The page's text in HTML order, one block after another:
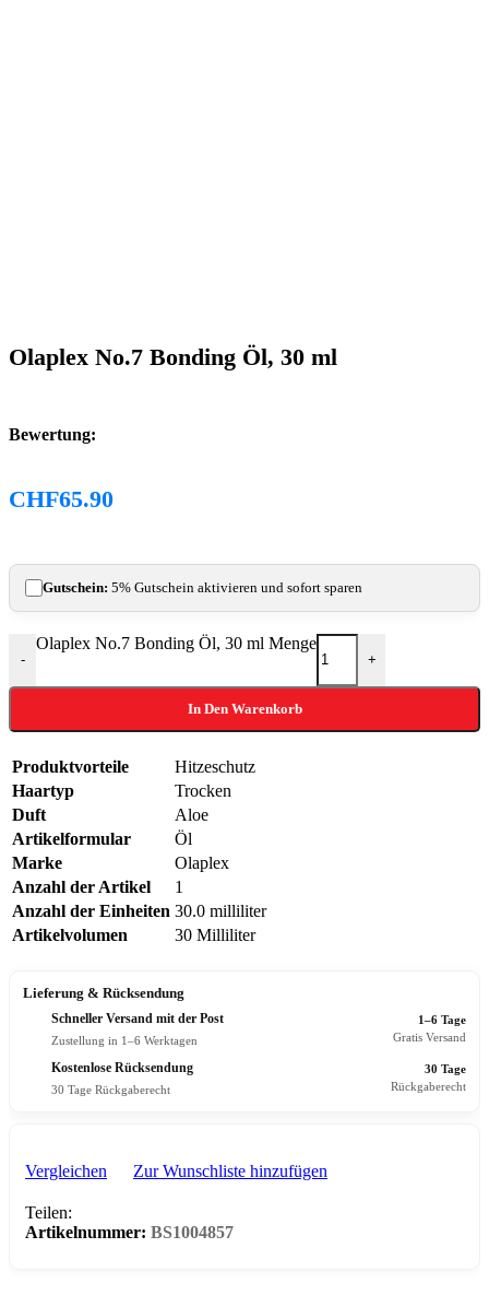
Olaplex No.7 Bonding Öl, 30 ml
Bewertung:
CHF65.90
Gutschein: 5% Gutschein aktivieren und sofort sparen
-
Olaplex No.7 Bonding Öl, 30 ml Menge
+
In Den Warenkorb
Produktvorteile
Hitzeschutz
Haartyp
Trocken
Duft
Aloe
Artikelformular
Öl
Marke
Olaplex
Anzahl der Artikel
1
Anzahl der Einheiten 30.0 milliliter
Artikelvolumen
30 Milliliter
Lieferung & Rücksendung
Schneller Versand mit der Post
Zustellung in 1–6 Werktagen
1–6 Tage
Gratis Versand
Kostenlose Rücksendung
30 Tage Rückgaberecht
30 Tage
Rückgaberecht
Vergleichen Zur Wunschliste hinzufügen
Teilen:
Artikelnummer: BS1004857